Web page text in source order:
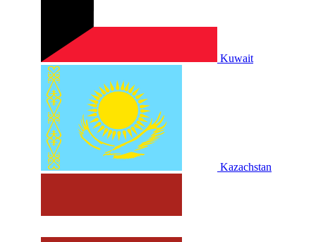
Kuwait
Kazachstan